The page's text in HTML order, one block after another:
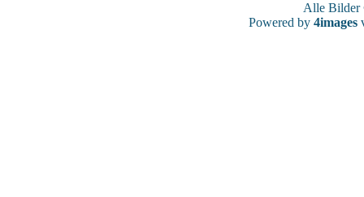
Alle
Powered by 4images